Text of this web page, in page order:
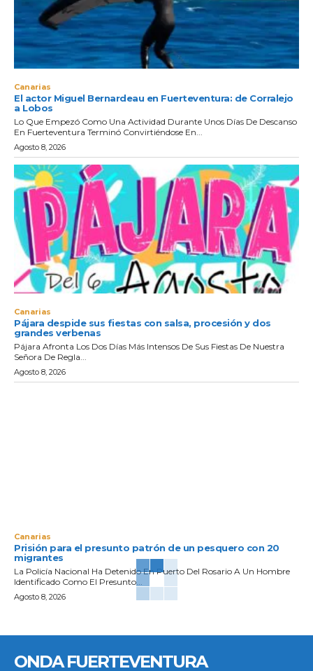
Canarias
El actor Miguel Bernardeau en Fuerteventura: de Corralejo
a Lobos
Lo Que Empezó Como Una Actividad Durante Unos Días De Descanso
En Fuerteventura Terminó Convirtiéndose En...
Agosto 8, 2026
Canarias
Pájara despide sus fiestas con salsa, procesión y dos
grandes verbenas
Pájara Afronta Los Dos Días Más Intensos De Sus Fiestas De Nuestra
Señora De Regla...
Agosto 8, 2026
Canarias
Prisión para el presunto patrón de un pesquero con 20
migrantes
La Policía Nacional Ha Detenido En Puerto Del Rosario A Un Hombre
Identificado Como El Presunto...
Agosto 8, 2026
ONDA FUERTEVENTURA